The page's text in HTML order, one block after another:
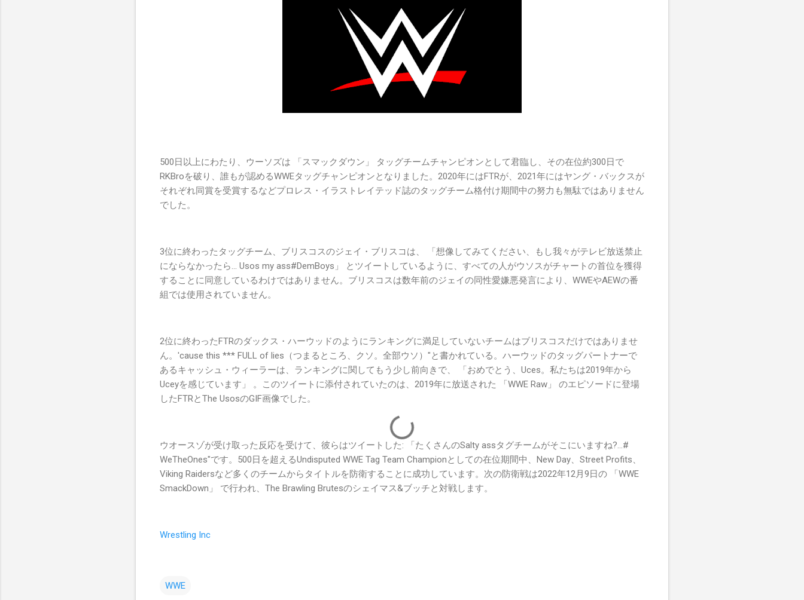
500日以上にわたり、ウーソズは 「スマックダウン」 タッグチームチャンピオンとして君臨し、その在位約300日で
RKBroを破り、誰もが認めるWWEタッグチャンピオンとなりました。2020年にはFTRが、2021年にはヤング・バックスが
それぞれ同賞を受賞するなどプロレス・イラストレイテッド誌のタッグチーム格付け期間中の努力も無駄ではありません
でした。
3位に終わったタッグチーム、ブリスコスのジェイ・ブリスコは、 「想像してみてください、もし我々がテレビ放送禁止
にならなかったら... Usos my ass#DemBoys」 とツイートしているように、すべての人がウソスがチャートの首位を獲得
することに同意しているわけではありません。ブリスコスは数年前のジェイの同性愛嫌悪発言により、WWEやAEWの番
組では使用されていません。
2位に終わったFTRのダックス・ハーウッドのようにランキングに満足していないチームはブリスコスだけではありませ
ん。'cause this *** FULL of lies（つまるところ、クソ。全部ウソ）"と書かれている。ハーウッドのタッグパートナーで
あるキャッシュ・ウィーラーは、ランキングに関してもう少し前向きで、 「おめでとう、Uces。私たちは2019年から
Uceyを感じています」 。このツイートに添付されていたのは、2019年に放送された 「WWE Raw」 のエピソードに登場
したFTRとThe UsosのGIF画像でした。
ウオースゾが受け取った反応を受けて、彼らはツイートした: 「たくさんのSalty assタグチームがそこにいますね?...#
WeTheOnes"です。500日を超えるUndisputed WWE Tag Team Championとしての在位期間中、New Day、Street Profits、
Viking Raidersなど多くのチームからタイトルを防衛することに成功しています。次の防衛戦は2022年12月9日の 「WWE
SmackDown」 で行われ、The Brawling Brutesのシェイマス&ブッチと対戦します。
Wrestling Inc
WWE